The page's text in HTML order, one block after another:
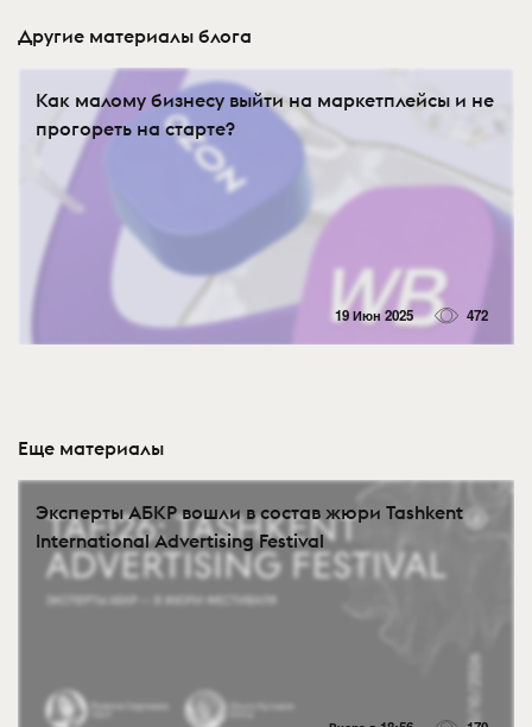
Другие материалы блога
Как малому бизнесу выйти на маркетплейсы и не
прогореть на старте?
19 Июн 2025 472
Еще материалы
Эксперты АБКР вошли в состав жюри Tashkent
International Advertising Festival